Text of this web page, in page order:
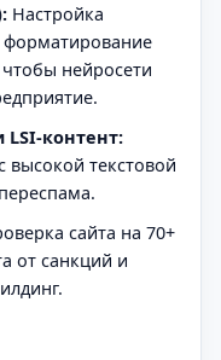
Настройка
нейросети
LSI-контент:
высокой текстовой
сайта на 70+
от санкций и